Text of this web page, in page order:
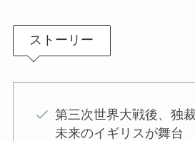
ストーリー
第三次世界大戦後、独
未来のイギリスが舞台